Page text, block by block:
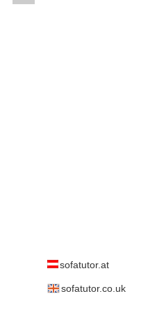
sofatutor.at
sofatutor.co.uk